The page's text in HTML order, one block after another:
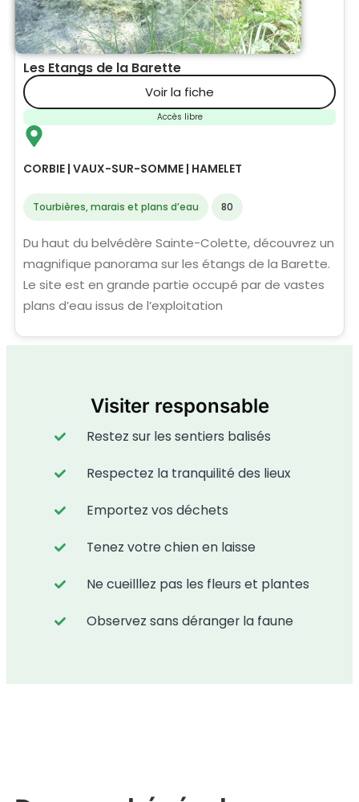
Les Etangs de la Barette
Voir la fiche
Accès libre
CORBIE | VAUX-SUR-SOMME | HAMELET
Tourbières, marais et plans d’eau 80
Du haut du belvédère Sainte-Colette, découvrez un
magnifique panorama sur les étangs de la Barette.
Le site est en grande partie occupé par de vastes
plans d’eau issus de l’exploitation
Visiter responsable
Restez sur les sentiers balisés
Respectez la tranquilité des lieux
Emportez vos déchets
Tenez votre chien en laisse
Ne cueilllez pas les fleurs et plantes
Observez sans déranger la faune